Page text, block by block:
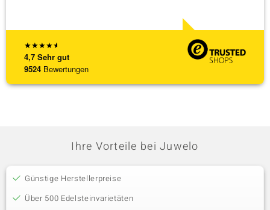
★★★★★
4,7 Sehr gut
9524 Bewertungen
Ihre Vorteile bei Juwelo
Günstige Herstellerpreise
Über 500 Edelsteinvarietäten